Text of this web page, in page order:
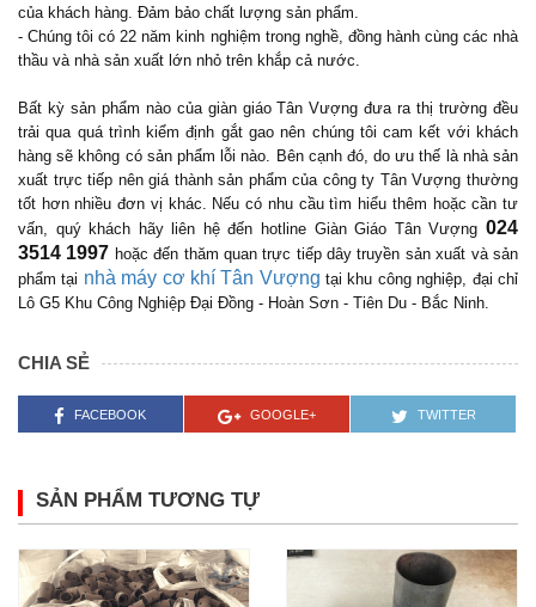
của khách hàng. Đảm bảo chất lượng sản phẩm.
- Chúng tôi có 22 năm kinh nghiệm trong nghề, đồng hành cùng các nhà
thầu và nhà sản xuất lớn nhỏ trên khắp cả nước.
Bất kỳ sản phẩm nào của giàn giáo Tân Vượng đưa ra thị trường đều
trải qua quá trình kiểm định gắt gao nên chúng tôi cam kết với khách
hàng sẽ không có sản phẩm lỗi nào. Bên cạnh đó, do ưu thế là nhà sản
xuất trực tiếp nên giá thành sản phẩm của công ty Tân Vượng thường
tốt hơn nhiều đơn vị khác. Nếu có nhu cầu tìm hiểu thêm hoặc cần tư
vấn, quý khách hãy liên hệ đến hotline Giàn Giáo Tân Vượng 024
3514 1997 hoặc đến thăm quan trực tiếp dây truyền sản xuất và sản
phẩm tại nhà máy cơ khí Tân Vượng tại khu công nghiệp, đại chỉ
Lô G5 Khu Công Nghiệp Đại Đồng - Hoàn Sơn - Tiên Du - Bắc Ninh.
CHIA SẺ
FACEBOOK GOOGLE+ TWITTER
SẢN PHẨM TƯƠNG TỰ